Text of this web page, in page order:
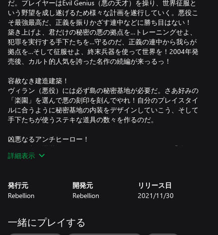
だ。プレイヤーはEvil Genius（悪の天才）を操り、世界征服と
いう野望を成し遂げるため様々な計画を遂行していく。悪役こ
そ最強最高だ、正義を振りかざす連中などに勝ち目はない！
築き上げよ、君だけの秘密の悪の拠点を…トレーニングせよ、
犯罪を実行する手下たちを…守るのだ、正義の連中から我らが
拠点を…そして征服せよ、終末兵器を使って世界を！2004年発
売後、カルト的人気を誇った名作の続編が来っるっ！
容赦なき建造建築！
ヴィラン（悪役）には必ず島の秘密基地が必要だ。さあ好みの
「楽園」を選んで悪の刻印を刻んでやれ！自分のプレイスタイ
ルに合うように秘密基地の内装をデザインしていこう、そして
手下たちが使うステキな道具の数々を作るのだ。
凶悪なるアンチヒーロー！
悪の組織を運営していくためには、やはりそれなりに「強さ」
が必要だ。実行部隊となる手下たちを増やしてトレーニングし
ならば頼れる幹部を雇うといいだろう、やはり親玉には右腕が
必要だからな、1本といわず何本あっても…イイ！
卑劣なる装置の数々！
正義の連中はうっとうしいぐらい時間厳守だ。さあトラップを
詳細表示
発行元
Rebellion
開発元
Rebellion
リリース日
2021/11/30
一緒にプレイする